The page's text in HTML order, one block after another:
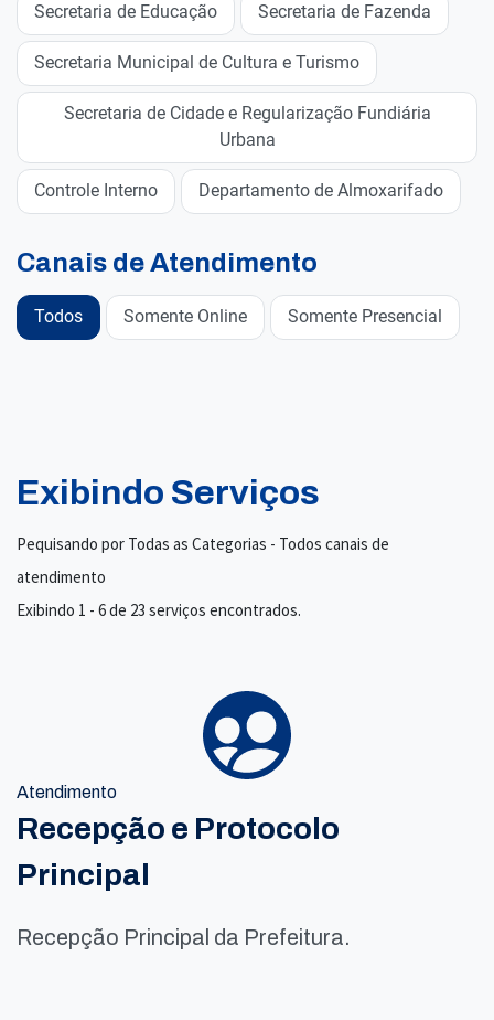
Secretaria de Educação Secretaria de Fazenda
Secretaria Municipal de Cultura e Turismo
Secretaria de Cidade e Regularização Fundiária
Urbana
Controle Interno Departamento de Almoxarifado
Canais de Atendimento
Todos Somente Online Somente Presencial
Exibindo Serviços
Pequisando por Todas as Categorias - Todos canais de
atendimento
Exibindo 1 - 6 de 23 serviços encontrados.
Atendimento
Recepção e Protocolo
Principal
Recepção Principal da Prefeitura.